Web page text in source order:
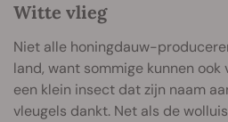
Witte vlieg
Niet alle honingdauw-
land, want sommige kunnen ook
een klein insect dat zijn naam
vleugels dankt. Net als de